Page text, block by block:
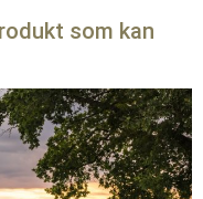
som kan